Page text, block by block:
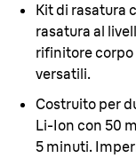
Kit di rasatura
rasatura al
rifinitore corpo
versatili.
Costruito per
Li-Ion con 50
5 minuti.